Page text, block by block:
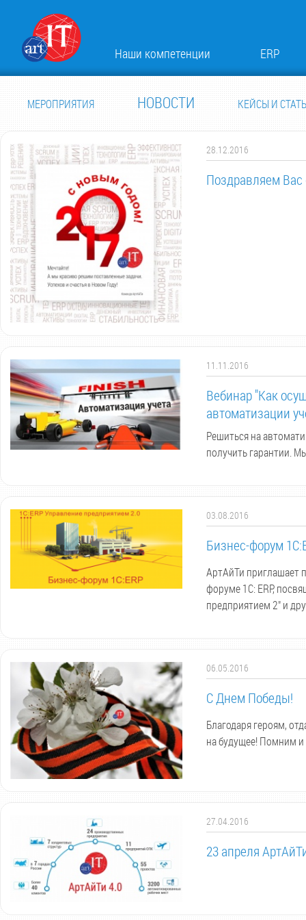
Наши компетенции ERP
МЕРОПРИЯТИЯ НОВОСТИ КЕЙСЫ И
28.12.2016
Поздравляем
11.11.2016
Вебинар "Как
автоматизации
Решиться на
получить гарантии.
03.08.2016
Бизнес-форум
АртАйТи приглашает
форуме 1С: ERP,
предприятием 2" и
06.05.2016
С Днем Победы!
Благодаря героям,
на будущее! Помним и
27.04.2016
23 апреля